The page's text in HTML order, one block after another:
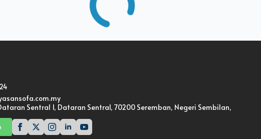
Sentral 1, Dataran Sentral, 70200 Seremban, Negeri Sembilan,